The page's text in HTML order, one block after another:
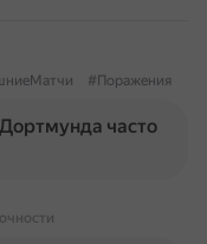
#Поражения
часто